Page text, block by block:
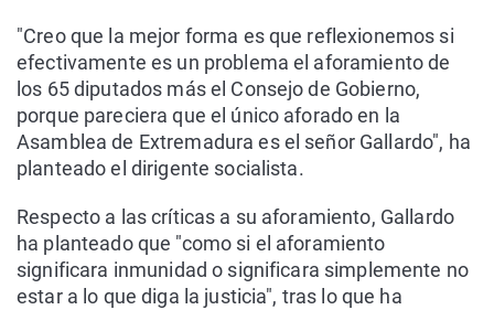
"Creo que la mejor forma es que reflexionemos si
efectivamente es un problema el aforamiento de
los 65 diputados más el Consejo de Gobierno,
porque pareciera que el único aforado en la
Asamblea de Extremadura es el señor Gallardo", ha
planteado el dirigente socialista.
Respecto a las críticas a su aforamiento, Gallardo
ha planteado que "como si el aforamiento
significara inmunidad o significara simplemente no
estar a lo que diga la justicia", tras lo que ha